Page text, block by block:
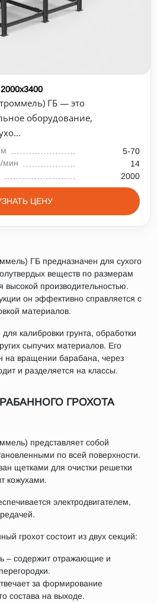
ГБ — это
оборудование,
5-70
мин
14
2000
ЦЕНУ
ГБ предназначен для сухого
веществ по размерам
высокой производительностью.
он эффективно справляется с
материалов.
калибровки грунта, обработки
сыпучих материалов. Его
на вращении барабана, через
и разделяется на классы.
ГРОХОТА
представляет собой
по всей поверхности.
щетками для очистки решетки
кожухами.
электродвигателем,
грохот состоит из двух секций:
– содержит отражающие и
за формирование
состава на выходе.